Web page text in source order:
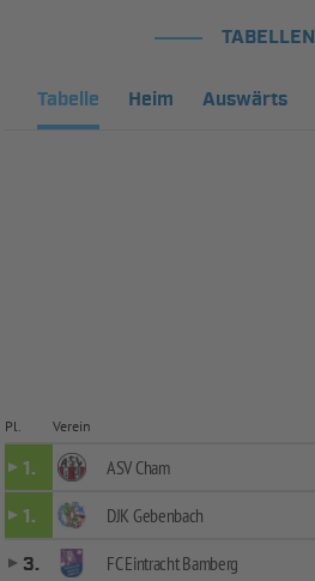
TABELLEN
Tabelle Heim Auswärts
Pl. Verein
1. ASV Cham
1.
DJK Gebenbach
3.
FC Eintracht Bamberg